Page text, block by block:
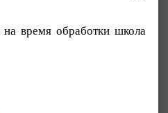
время обработки школа